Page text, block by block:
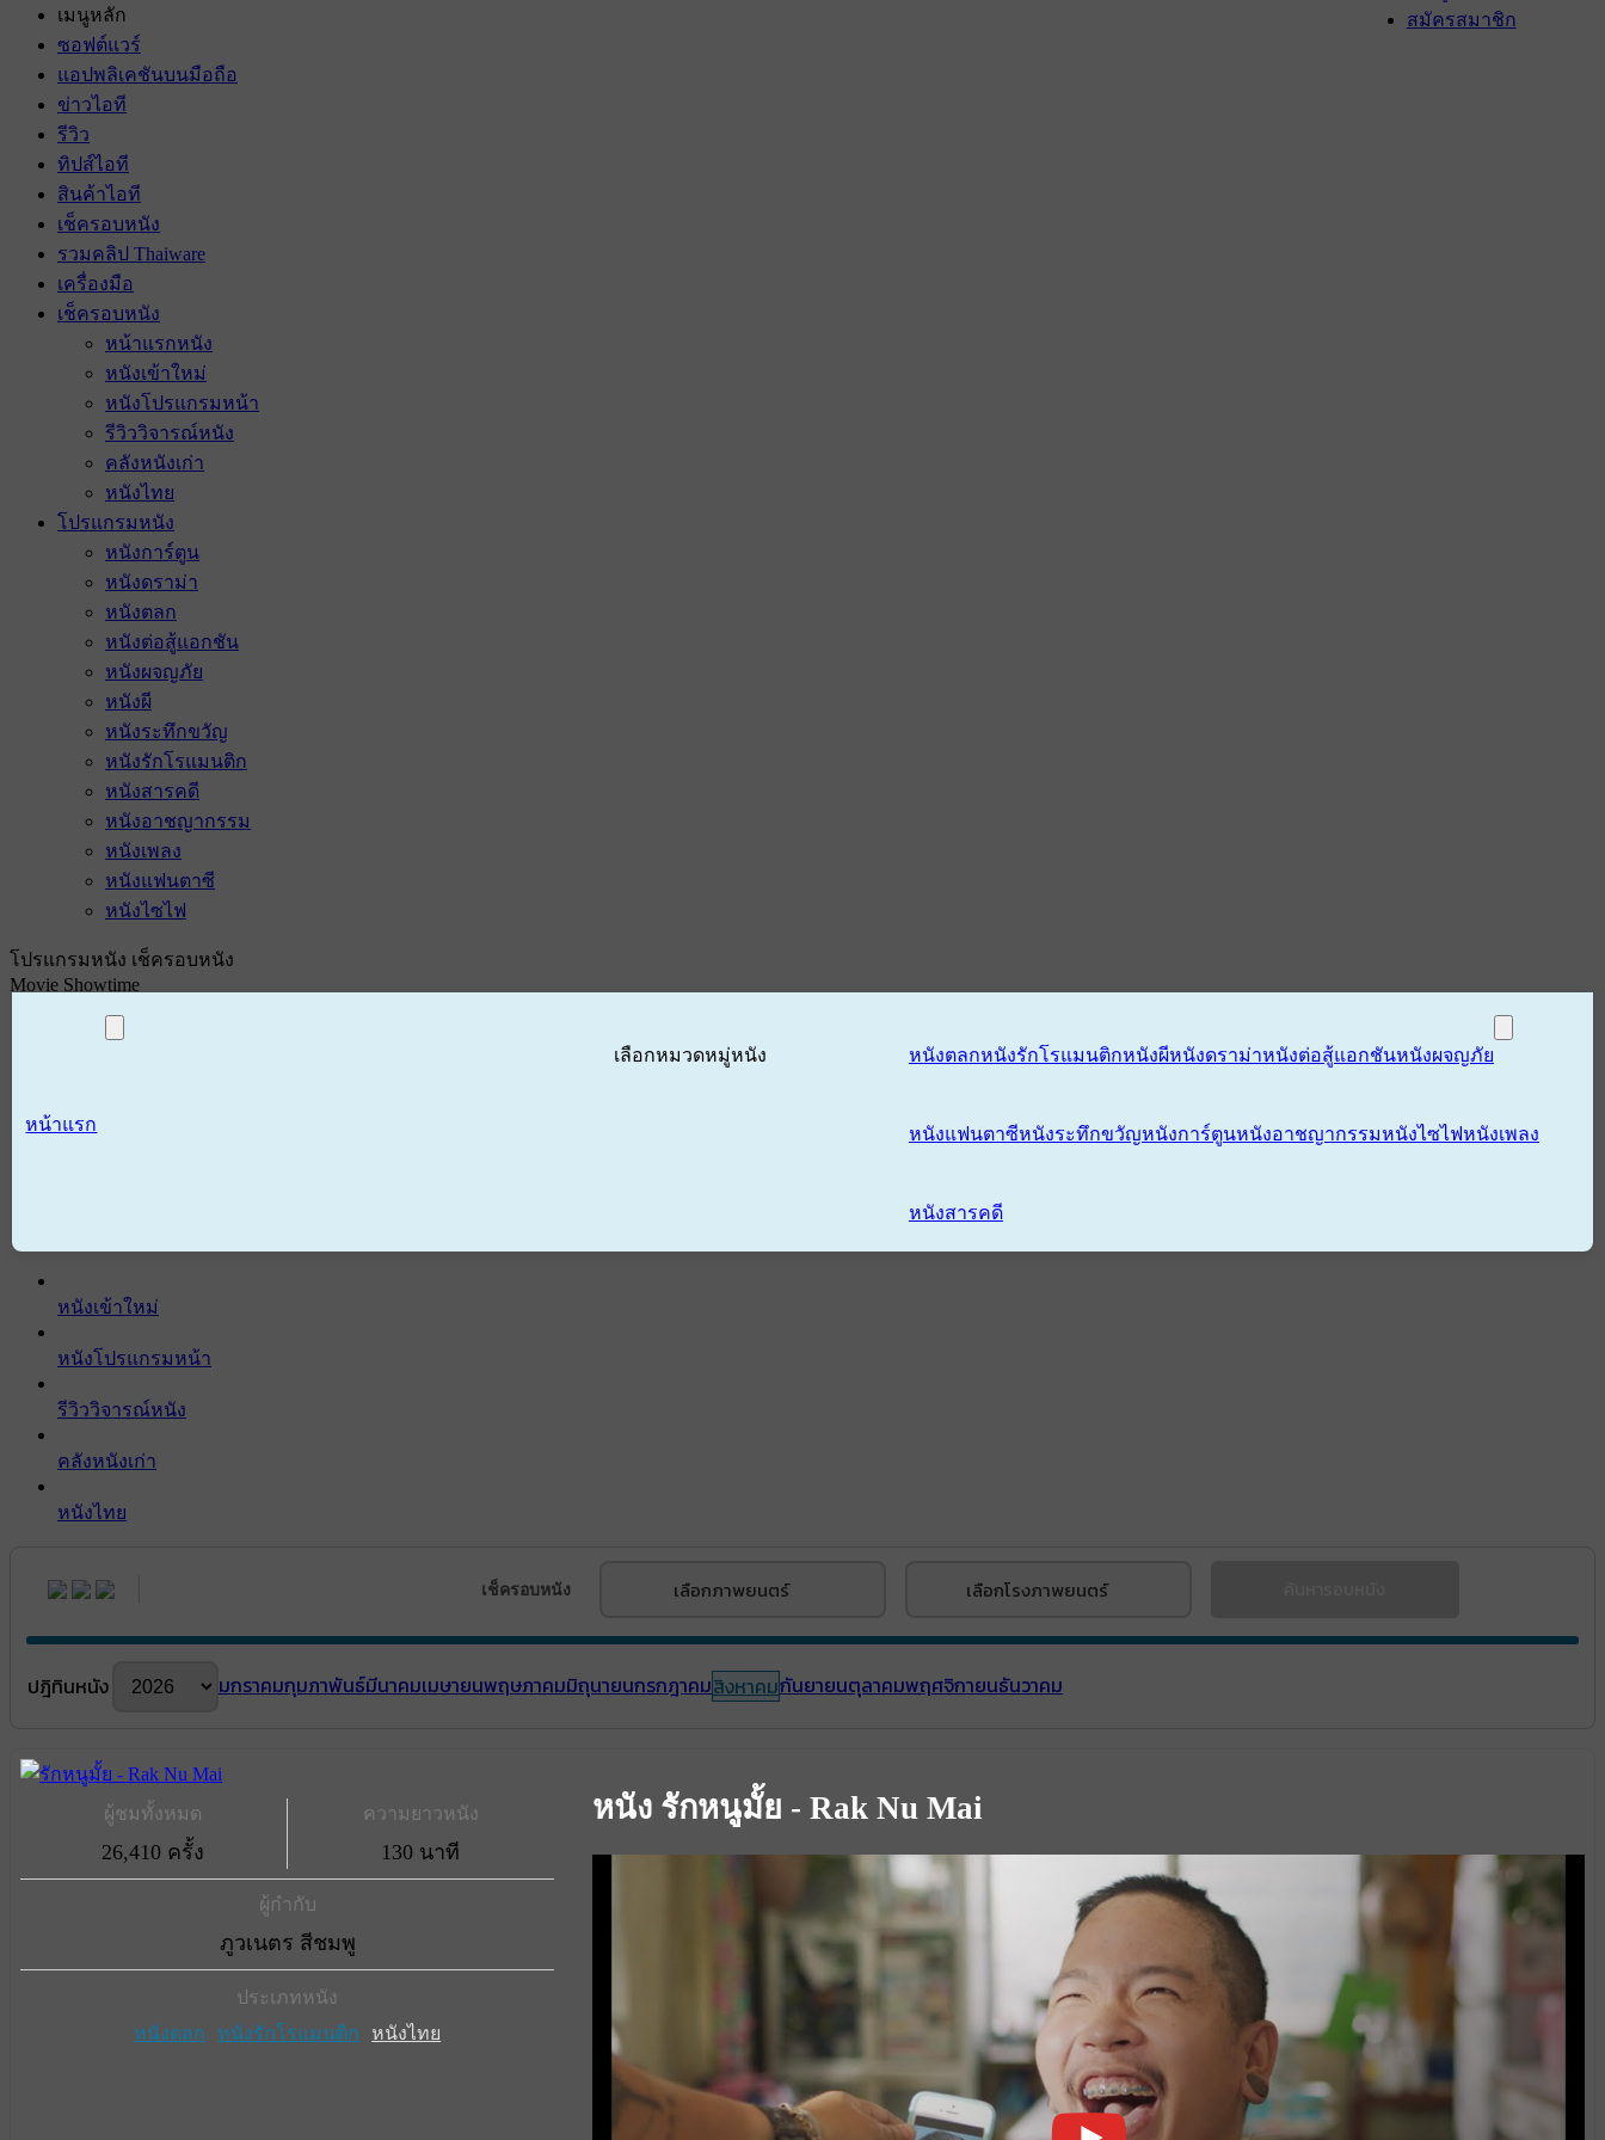
สมัครสมาชิก
เมนูหลัก
ซอฟต์แวร์
แอปพลิเคชันบนมือถือ
ข่าวไอที
รีวิว
ทิปส์ไอที
สินค้าไอที
เช็ครอบหนัง
รวมคลิป Thaiware
เครื่องมือ
เช็ครอบหนัง
หน้าแรกหนัง
หนังเข้าใหม่
หนังโปรแกรมหน้า
รีวิววิจารณ์หนัง
คลังหนังเก่า
หนังไทย
โปรแกรมหนัง
หนังการ์ตูน
หนังดราม่า
หนังตลก
หนังต่อสู้แอกชัน
หนังผจญภัย
หนังผี
หนังระทึกขวัญ
หนังรักโรแมนติก
หนังสารคดี
หนังอาชญากรรม
หนังเพลง
หนังแฟนตาซี
หนังไซไฟ
โปรแกรมหนัง เช็ครอบหนัง
Movie Showtime
หน้าแรก
เลือกหมวดหมู่หนัง หนังตลกหนังรักโรแมนติกหนังผีหนังดราม่าหนังต่อสู้แอกชันหนังผจญภัย
หนังแฟนตาซีหนังระทึกขวัญหนังการ์ตูนหนังอาชญากรรมหนังไซไฟหนังเพลง
หนังสารคดี
หนังเข้าใหม่
หนังโปรแกรมหน้า
รีวิววิจารณ์หนัง
คลังหนังเก่า
หนังไทย
เช็ครอบหนัง เลือกภาพยนตร์ เลือกโรงภาพยนตร์
ปฎิทินหนัง มกราคมกุมภาพันธ์มีนาคมเมษายนพฤษภาคมมิถุนายนกรกฎาคมสิงหาคมกันยายนตุลาคมพฤศจิกายนธันวาคม
ผู้ชมทั้งหมด
26,410 ครั้ง
ความยาวหนัง
130 นาที
ผู้กำกับ
ภูวเนตร สีชมพู
ประเภทหนัง
หนังตลก
หนังรักโรแมนติก หนังไทย
หนัง รักหนูมั้ย - Rak Nu Mai